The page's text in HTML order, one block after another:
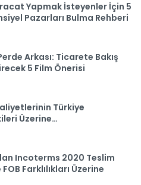
Yapmak İsteyenler İçin 5
Pazarları Bulma Rehberi
Arkası: Ticarete Bakış
5 Film Önerisi
Türkiye
Üzerine…
Incoterms 2020 Teslim
Farklılıkları Üzerine